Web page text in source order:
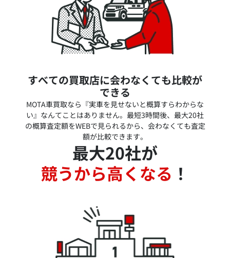
すべての買取店に会わなくても比較が
できる
MOTA車買取なら『実車を見せないと概算すらわからな
い』なんてことはありません。最短3時間後、最大20社
の概算査定額をWEBで見られるから、会わなくても査定
額が比較できます。
最大20社が
競うから高くなる ！